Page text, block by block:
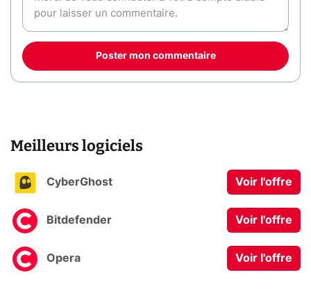
Poster mon commentaire
Meilleurs logiciels
CyberGhost Voir l'offre
Bitdefender Voir l'offre
Opera Voir l'offre